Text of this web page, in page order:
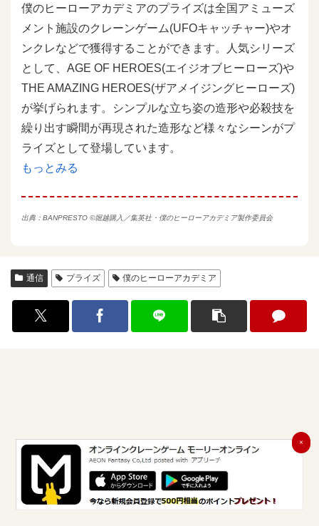
僕のヒーローアカデミアのプライズは全国アミューズ
メント施設のクレーンゲーム(UFOキャッチャー)やオ
ンクレなどで獲得することができます。人気シリーズ
として、AGE OF HEROES(エイジオブヒーローズ)や
THE AMAZING HEROES(ザアメイジングヒーローズ)
が挙げられます。シンプルな立ち姿の造形や必殺技を
繰り出す瞬間が再現された造形など様々なシーンがプ
ライズとして登場しています。
もっとみる
出典： BANPRESTO ©堀越購入／集英社・僕のヒーローアカデミア製作委員会
通信 プライズ 僕のヒーローアカデミア
×